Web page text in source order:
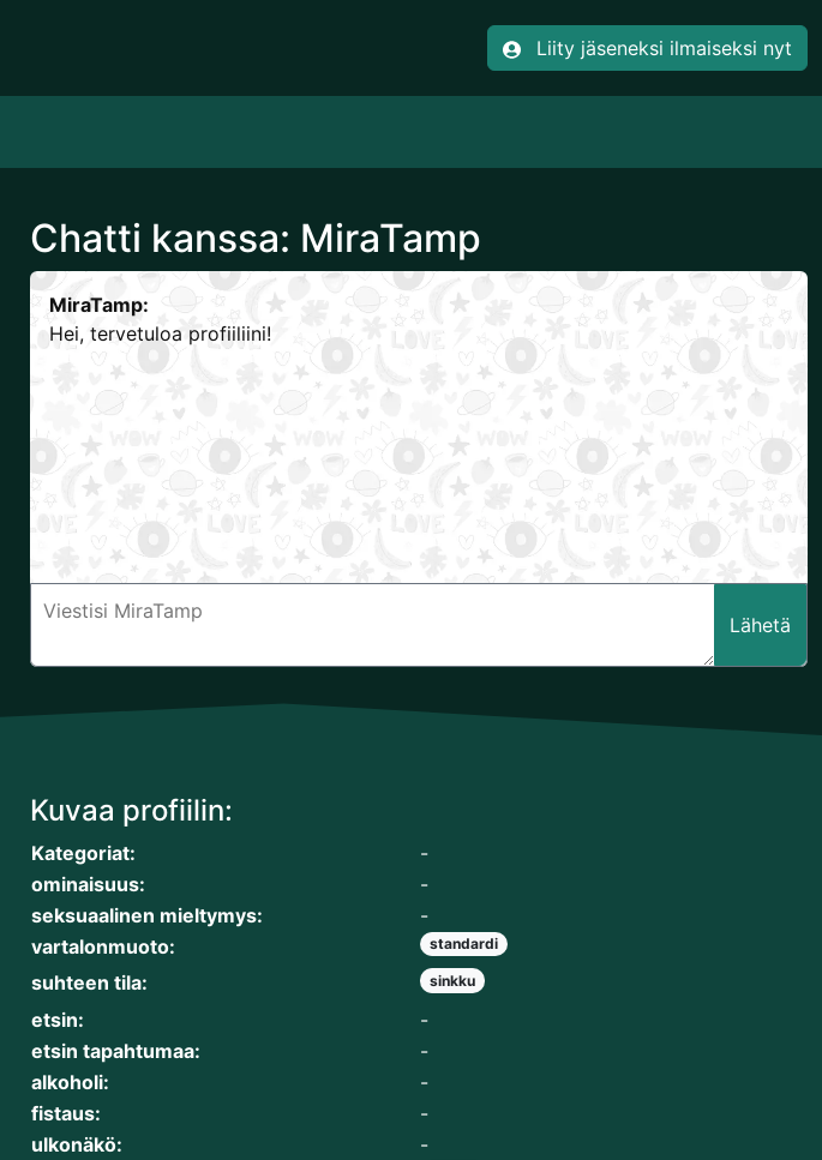
Liity jäseneksi ilmaiseksi nyt
Chatti kanssa: MiraTamp
MiraTamp:
Hei, tervetuloa profiiliini!
Lähetä
Kuvaa profiilin:
Kategoriat:
-
ominaisuus:
-
seksuaalinen mieltymys:
-
vartalonmuoto:
standardi
suhteen tila: sinkku
etsin:
-
etsin tapahtumaa:
-
alkoholi:
-
fistaus:
-
ulkonäkö:
-